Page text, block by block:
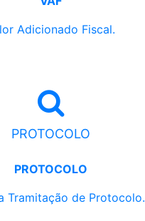
Adicionado Fiscal.
PROTOCOLO
PROTOCOLO
Tramitação de Protocolo.